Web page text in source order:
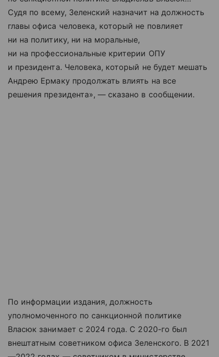
Судя по всему, Зеленский назначит на должность
главы офиса человека, который не повлияет
ни на политику, ни на моральные,
ни на профессиональные критерии ОПУ
и президента. Человека, который не будет мешать
Андрею Ермаку продолжать влиять на все
решения президента», — сказано в сообщении.
По информации издания, должность
уполномоченного по санкционной политике
Власюк занимает с 2024 года. С 2020-го был
внештатным советником офиса Зеленского. В 2021